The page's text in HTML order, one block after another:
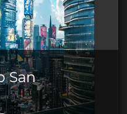
San